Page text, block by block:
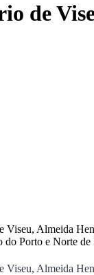
de
Almeida
do Porto e Norte
Almeida